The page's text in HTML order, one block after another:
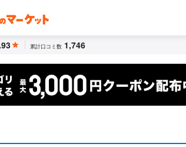
累計口コミ数 1,746